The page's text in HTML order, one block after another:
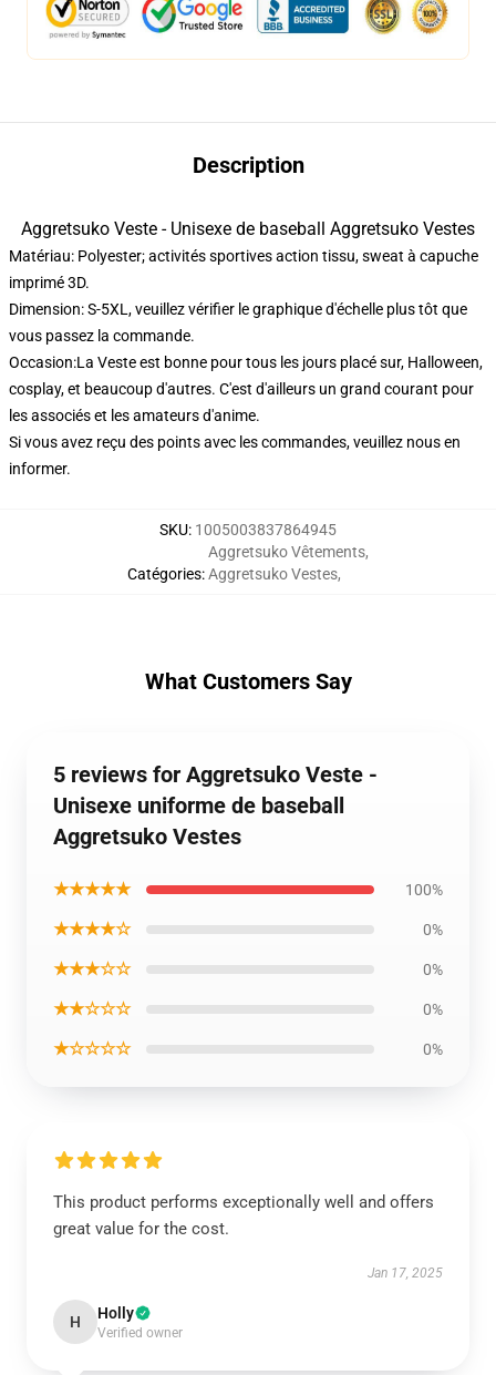
Description
Aggretsuko Veste - Unisexe de baseball Aggretsuko Vestes
Matériau: Polyester; activités sportives action tissu, sweat à capuche
imprimé 3D.
Dimension: S-5XL, veuillez vérifier le graphique d'échelle plus tôt que
vous passez la commande.
Occasion:La Veste est bonne pour tous les jours placé sur, Halloween,
cosplay, et beaucoup d'autres. C'est d'ailleurs un grand courant pour
les associés et les amateurs d'anime.
Si vous avez reçu des points avec les commandes, veuillez nous en
informer.
SKU: 1005003837864945
Catégories:
Aggretsuko Vêtements,
Aggretsuko Vestes,
What Customers Say
5 reviews for Aggretsuko Veste -
Unisexe uniforme de baseball
Aggretsuko Vestes
★★★★★ 100%
★★★★☆ 0%
★★★☆☆ 0%
★★☆☆☆ 0%
★☆☆☆☆ 0%
This product performs exceptionally well and offers
great value for the cost.
Jan 17, 2025
H Holly
Verified owner